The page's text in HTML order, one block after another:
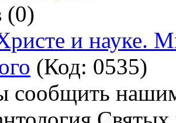
(0)
и науке.
(Код: 0535)
нашим